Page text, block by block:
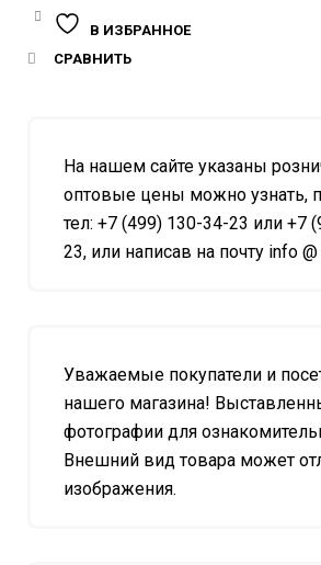
В ИЗБРАННОЕ
СРАВНИТЬ
На нашем сайте указаны
оптовые цены можно узнать,
тел: +7 (499) 130-34-23 или +7
23, или написав на почту info
Уважаемые покупатели и
нашего магазина!
фотографии для
Внешний вид товара может
изображения.